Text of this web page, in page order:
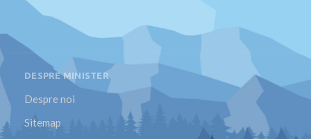
DESPRE MINISTER
Despre noi
Sitemap